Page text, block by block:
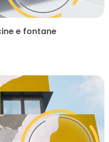
e fontane